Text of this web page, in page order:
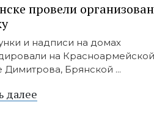
провели
и надписи на домах
на
Димитрова, Брянской ...
далее